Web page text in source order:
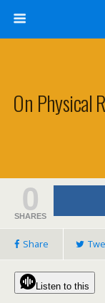
On Physical
0
SHARES
Share
Listen to this